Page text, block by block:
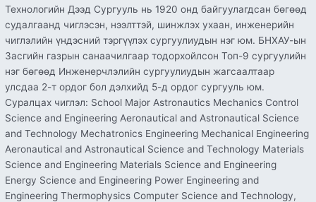
Технологийн Дээд Сургууль нь 1920 онд байгуулагдсан бөгөөд
судалгаанд чиглэсэн, нээлттэй, шинжлэх ухаан, инженерийн
чиглэлийн үндэсний тэргүүлэх сургуулиудын нэг юм. БНХАУ-ын
Засгийн газрын санаачилгаар тодорхойлсон Топ-9 сургуулийн
нэг бөгөөд Инженерчлэлийн сургуулиудын жагсаалтаар
улсдаа 2-т ордог бол дэлхийд 5-д ордог сургууль юм.
Суралцах чиглэл: School Major Astronautics Mechanics Control
Science and Engineering Aeronautical and Astronautical Science
and Technology Mechatronics Engineering Mechanical Engineering
Aeronautical and Astronautical Science and Technology Materials
Science and Engineering Materials Science and Engineering
Energy Science and Engineering Power Engineering and
Engineering Thermophysics Computer Science and Technology,